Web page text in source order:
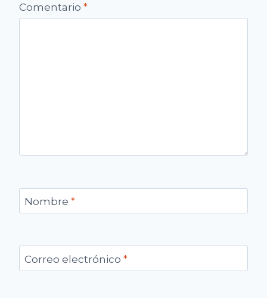
Comentario *
Nombre *
Correo electrónico *